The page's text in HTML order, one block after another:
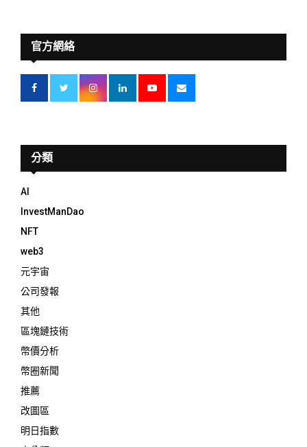
官方網絡
分類
AI
InvestManDao
NFT
web3
元宇宙
公司發報
其他
區塊鏈技術
幣價分析
幣圈新聞
推薦
改圖區
明日指數